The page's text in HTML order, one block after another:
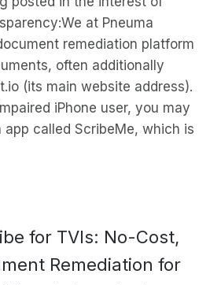
at Pneuma
remediation platform
often additionally
(its main website address).
iPhone user, you may
called ScribeMe, which is
for TVIs: No-Cost,
Remediation for